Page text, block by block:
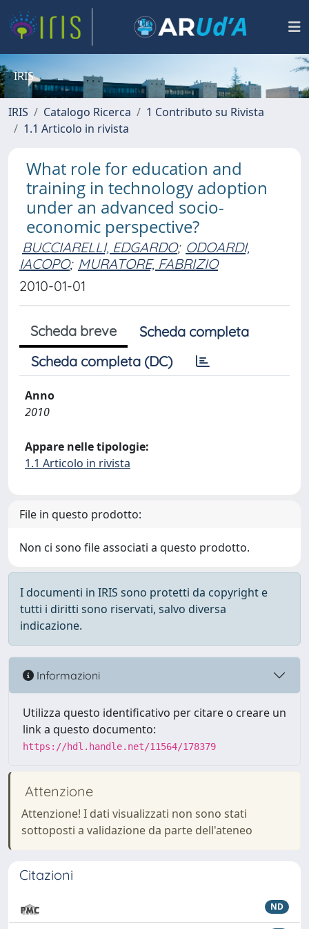
IRIS
IRIS Catalogo Ricerca
1 Contributo su Rivista
1.1 Articolo in rivista
What role for education and
training in technology adoption
under an advanced socio-
economic perspective?
BUCCIARELLI, EDGARDO; ODOARDI,
IACOPO; MURATORE, FABRIZIO
2010-01-01
Scheda breve
Scheda completa
Scheda completa (DC)
Anno
2010
Appare nelle tipologie:
1.1 Articolo in rivista
File in questo prodotto:
Non ci sono file associati a questo prodotto.
I documenti in IRIS sono protetti da copyright e
tutti i diritti sono riservati, salvo diversa
indicazione.
Informazioni
Utilizza questo identificativo per citare o creare un
link a questo documento:
https://hdl.handle.net/11564/178379
Attenzione
Attenzione! I dati visualizzati non sono stati
sottoposti a validazione da parte dell'ateneo
Citazioni
ND